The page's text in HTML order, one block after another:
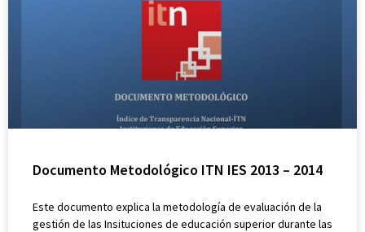
Documento Metodológico ITN IES 2013 – 2014
Este documento explica la metodología de evaluación de la
gestión de las Insituciones de educación superior durante las